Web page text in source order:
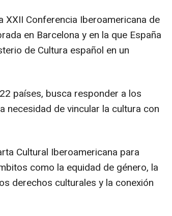
Conferencia Iberoamericana de
en Barcelona y en la que España
de Cultura español en un
países, busca responder a los
necesidad de vincular la cultura con
Cultural Iberoamericana para
como la equidad de género, la
derechos culturales y la conexión